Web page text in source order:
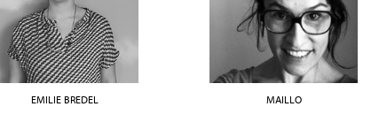
EMILIE BREDEL MAILLO